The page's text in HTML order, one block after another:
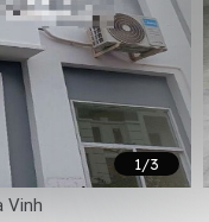
1/3
Vinh